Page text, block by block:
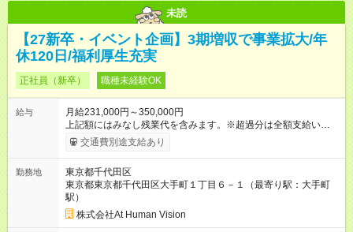
未読
【27新卒・イベント企画】3期増収で事業拡大/年
休120日/福利厚生充実
正社員（新卒） 職種未経験OK
給与
月給231,000円～350,000円
上記額にはみなし残業代を含みます。※超過分は全額支給いたし
ます。 みなし残業代 24,000円 ～ 37,000円／月 みなし残業時
間 15時間／月 【給与】 月給： 大卒・院卒 ：243，000
（固定残業代 24，000円） 賞与：年２回 （業績連動型） 昇
給：年２回（3月、9月) 試用期間：6ヶ月 ※上記額にはみなし残
業代（月15時間分）が含まれた 金額になります。超過分は追加
で全額支給。 【頑張りを給与・キャリアに還元します】 年に2
回⼈事評価があり等級が決まります。 等級に合わせた給与設定
交通費別途支給あり
勤務地
東京都千代田区
東京都東京都千代田区大手町１丁目６－１（最寄り駅：大手町
駅）
株式会社At Human Vision